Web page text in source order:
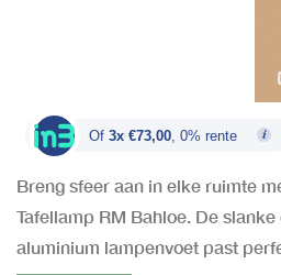
Of 3x €73,00 , 0% rente
Breng sfeer aan in elke ruimte
Tafellamp RM Bahloe. De
aluminium lampenvoet past